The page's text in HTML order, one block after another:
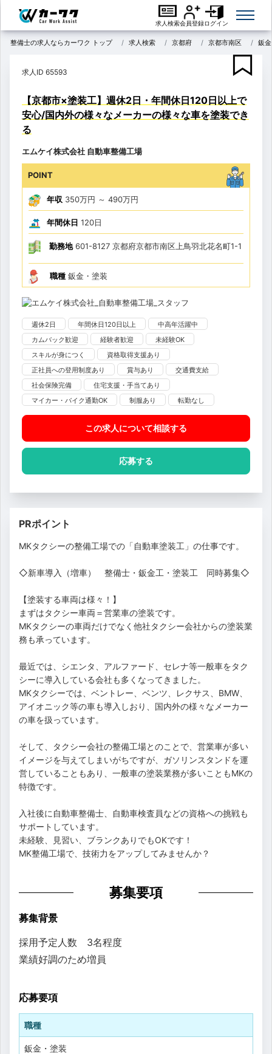
求人検索会員登録ログイン
整備士の求人ならカーワク トップ 求人検索 京都府 京都市南区 鈑
求人ID 65593
【京都市×塗装工】週休2日・年間休日120日以上で
安心/国内外の様々なメーカーの様々な車を塗装でき
る
エムケイ株式会社 自動車整備工場
POINT
年収 350万円 ～ 490万円
年間休日 120日
勤務地601-8127 京都府京都市南区上鳥羽北花名町1-1
職種 鈑金・塗装
週休2日 年間休日120日以上
中高年活躍中
カムバック歓迎
経験者歓迎
未経験OK
スキルが身につく
資格取得支援あり
正社員への登用制度あり
賞与あり
交通費支給
社会保険完備
住宅支援・手当てあり
マイカー・バイク通勤OK
制服あり 転勤なし
この求人について相談する
応募する
PRポイント
MKタクシーの整備工場での「自動車塗装工」の仕事です。
◇新車導入（増車） 整備士・鈑金工・塗装工 同時募集◇
【塗装する車両は様々！】
まずはタクシー車両＝営業車の塗装です。
MKタクシーの車両だけでなく他社タクシー会社からの塗装業
務も承っています。
最近では、シエンタ、アルファード、セレナ等一般車をタク
シーに導入している会社も多くなってきました。
MKタクシーでは、ベントレー、ベンツ、レクサス、BMW、
アイオニック等の車も導入しおり、国内外の様々なメーカー
の車を扱っています。
そして、タクシー会社の整備工場とのことで、営業車が多い
イメージを与えてしまいがちですが、ガソリンスタンドを運
営していることもあり、一般車の塗装業務が多いこともMKの
特徴です。
入社後に自動車整備士、自動車検査員などの資格への挑戦も
サポートしています。
未経験、見習い、ブランクありでもOKです！
MK整備工場で、技術力をアップしてみませんか？
募集要項
募集背景
採用予定人数 3名程度
業績好調のため増員
応募要項
職種
鈑金・塗装